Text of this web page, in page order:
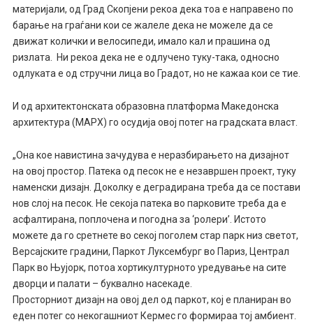
материјали, од Град Скопјени рекоа дека тоа е направено по
барање на граѓани кои се жалеле дека не можеле да се
движат колички и велосипеди, имало кал и прашина од
ризлата. Ни рекоа дека не е одлучено туку-така, односно
одлуката е од стручни лица во Градот, но не кажаа кои се тие.
И од архитектонската образовна платформа Македонска
архитектура (МАРХ) го осудија овој потег на градската власт.
„Она кое навистина зачудува е неразбирањето на дизајнот
на овој простор. Патека од песок не е незавршен проект, туку
наменски дизајн. Доколку е деградирана треба да се постави
нов слој на песок. Не секоја патека во парковите треба да е
асфалтирана, поплочена и погодна за ‘ролери’. Истото
можете да го сретнете во секој поголем стар парк низ светот,
Версајските градини, Паркот Луксембург во Париз, Централ
Парк во Њујорк, потоа хортикултурното уредување на сите
дворци и палати – буквално насекаде.
Просторниот дизајн на овој дел од паркот, кој е планиран во
еден потег со некогашниот Кермес го формираа тој амбиент.